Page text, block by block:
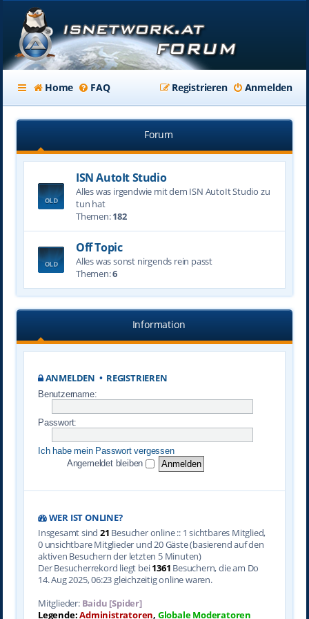
Home FAQ Anmelden
Registrieren
Forum
ISN AutoIt Studio
Alles was irgendwie mit dem ISN AutoIt Studio zu
tun hat
Themen:182
Off Topic
Alles was sonst nirgends rein passt
Themen:6
Information
ANMELDEN • REGISTRIEREN
Benutzername:
Passwort:
Ich habe mein Passwort vergessen
Angemeldet bleiben
WER IST ONLINE?
Insgesamt sind 21 Besucher online :: 1 sichtbares Mitglied,
0 unsichtbare Mitglieder und 20 Gäste (basierend auf den
aktiven Besuchern der letzten 5 Minuten)
Der Besucherrekord liegt bei1361 Besuchern, die am Do
14. Aug 2025, 06:23 gleichzeitig online waren.
Mitglieder: Baidu [Spider]
Legende:Administratoren, Globale Moderatoren